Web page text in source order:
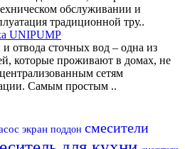
обслуживании и
традиционной тру..
UNIPUMP
отвода сточных вод – одна из
которые проживают в домах, не
сетям
Самым простым ..
экран поддон смесители